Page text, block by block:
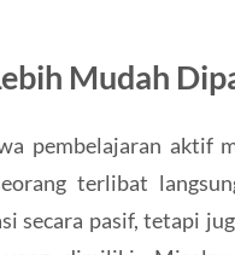
Mudah
pembelajaran aktif
terlibat
secara pasif, tetapi